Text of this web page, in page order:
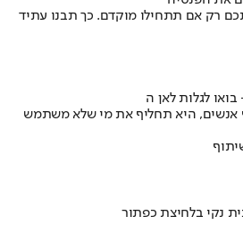
רק אם תתחילו מוקדם. כך תבנו עתיד
אנשים, היא תחליף את מי שלא משתמש
נקי בלחיצת כפתור